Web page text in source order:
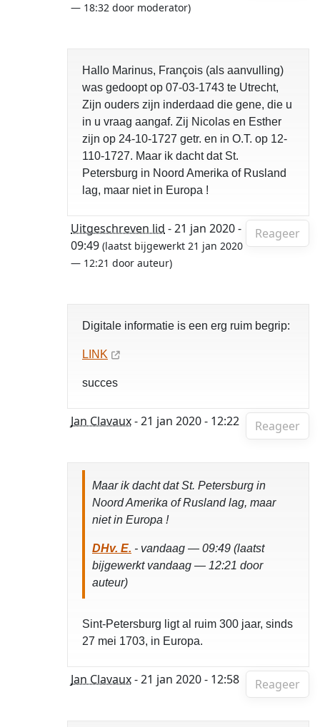
— 18:32 door moderator)
Hallo Marinus, François (als aanvulling)
was gedoopt op 07-03-1743 te Utrecht,
Zijn ouders zijn inderdaad die gene, die u
in u vraag aangaf. Zij Nicolas en Esther
zijn op 24-10-1727 getr. en in O.T. op 12-
110-1727. Maar ik dacht dat St.
Petersburg in Noord Amerika of Rusland
lag, maar niet in Europa !
Reageer
Uitgeschreven lid - 21 jan 2020 -
09:49 (laatst bijgewerkt 21 jan 2020
— 12:21 door auteur)
Digitale informatie is een erg ruim begrip:
LINK
succes
Reageer
Jan Clavaux- 21 jan 2020 - 12:22
Maar ik dacht dat St. Petersburg in
Noord Amerika of Rusland lag, maar
niet in Europa !
DHv. E. - vandaag — 09:49 (laatst
bijgewerkt vandaag — 12:21 door
auteur)
Sint-Petersburg ligt al ruim 300 jaar, sinds
27 mei 1703, in Europa.
Reageer
Jan Clavaux- 21 jan 2020 - 12:58